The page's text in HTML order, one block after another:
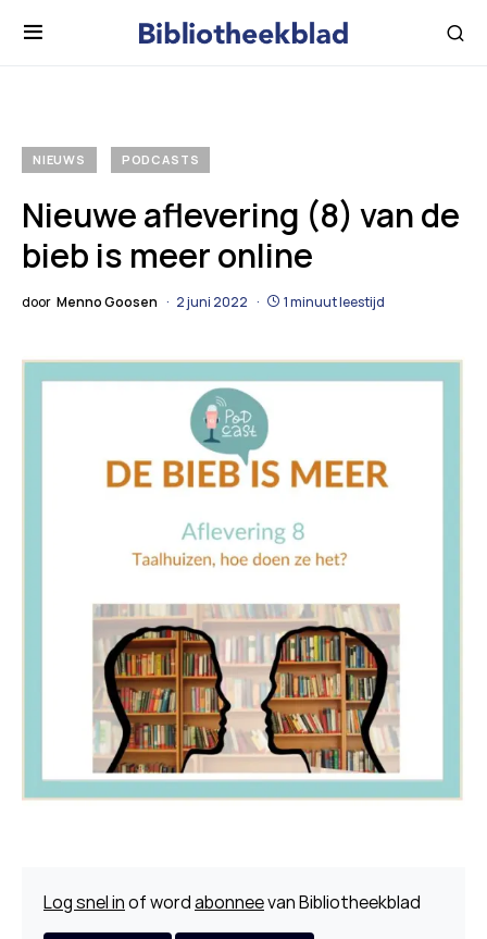
NIEUWS PODCASTS
Nieuwe aflevering (8) van de
bieb is meer online
door Menno Goosen 2 juni 2022 1 minuut leestijd
Log snel inof wordabonneevan Bibliotheekblad